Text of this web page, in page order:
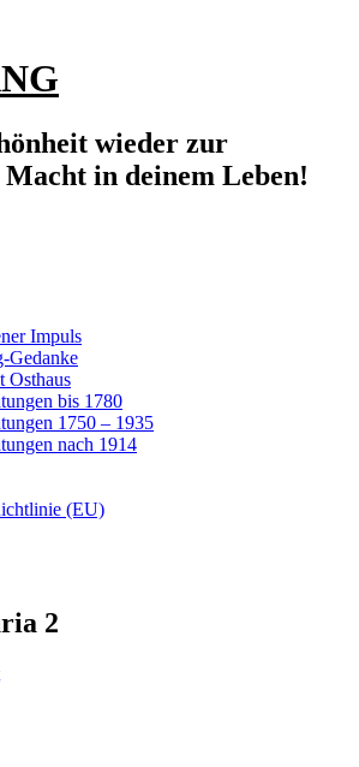
wieder zur
in deinem Leben!
Impuls
Gedanke
Osthaus
bis 1780
1750 – 1935
nach 1914
(EU)
2